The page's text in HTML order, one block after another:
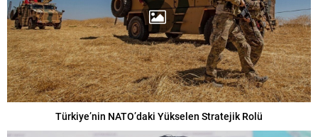
Türkiye’nin NATO’daki Yükselen Stratejik Rolü